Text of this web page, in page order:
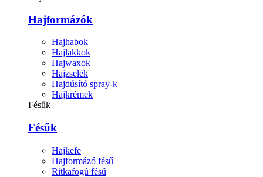
Hajformázók
Hajhabok
Hajlakkok
Hajwaxok
Hajzselék
Hajdúsító spray-k
Hajkrémek
Fésűk
Fésűk
Hajkefe
Hajformázó fésű
Ritkafogú fésű